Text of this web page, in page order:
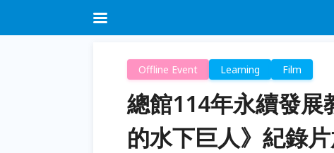
Offline Event Learning Film
總館114年永續發展
的水下巨人》紀錄